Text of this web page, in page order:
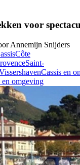
voor
Annemijn Snijders
Côte
Saint-
Cassis en
en omgeving